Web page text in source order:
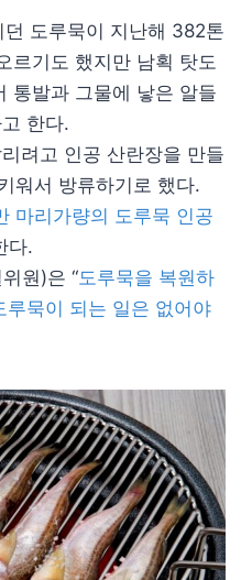
도루묵이 지난해 382톤
르기도 했지만 남획 탓도
통발과 그물에 낳은 알들
한다.
려고 인공 산란장을 만들
워서 방류하기로 했다.
마리가량의 도루묵 인공
다.
원)은 “도루묵을 복원하
루묵이 되는 일은 없어야